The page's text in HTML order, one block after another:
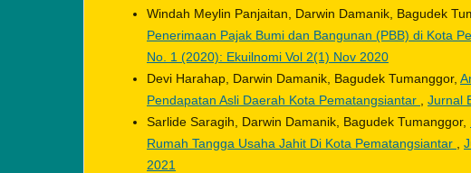
Windah Meylin Panjaitan, Darwin Damanik, Bagudek
Penerimaan Pajak Bumi dan Bangunan (PBB) di Kota
No. 1 (2020): Ekuilnomi Vol 2(1) Nov 2020
Devi Harahap, Darwin Damanik, Bagudek Tumanggor,
Pendapatan Asli Daerah Kota Pematangsiantar
Jurnal
Sarlide Saragih, Darwin Damanik, Bagudek Tumanggor,
Rumah Tangga Usaha Jahit Di Kota Pematangsiantar
2021